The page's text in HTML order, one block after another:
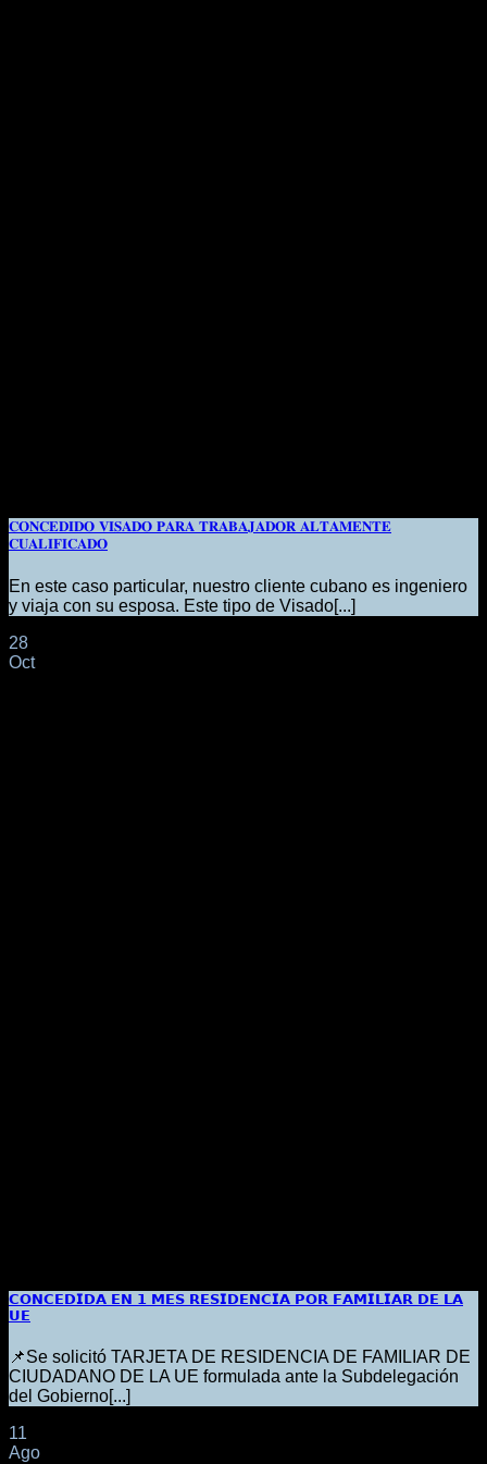
𝐂𝐎𝐍𝐂𝐄𝐃𝐈𝐃𝐎 𝐕𝐈𝐒𝐀𝐃𝐎 𝐏𝐀𝐑𝐀 𝐓𝐑𝐀𝐁𝐀𝐉𝐀𝐃𝐎𝐑 𝐀𝐋𝐓𝐀𝐌𝐄𝐍𝐓𝐄
𝐂𝐔𝐀𝐋𝐈𝐅𝐈𝐂𝐀𝐃𝐎
En este caso particular, nuestro cliente cubano es ingeniero
y viaja con su esposa. Este tipo de Visado[...]
28
Oct
𝗖𝗢𝗡𝗖𝗘𝗗𝗜𝗗𝗔 𝗘𝗡 𝟭 𝗠𝗘𝗦 𝗥𝗘𝗦𝗜𝗗𝗘𝗡𝗖𝗜𝗔 𝗣𝗢𝗥 𝗙𝗔𝗠𝗜𝗟𝗜𝗔𝗥 𝗗𝗘 𝗟𝗔
𝗨𝗘
📌Se solicitó TARJETA DE RESIDENCIA DE FAMILIAR DE
CIUDADANO DE LA UE formulada ante la Subdelegación
del Gobierno[...]
11
Ago